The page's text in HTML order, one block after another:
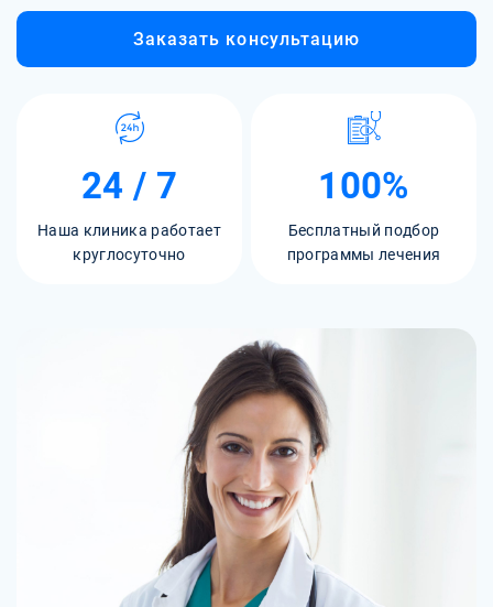
Заказать консультацию
24 / 7
Наша клиника работает
круглосуточно
100%
Бесплатный подбор
программы лечения